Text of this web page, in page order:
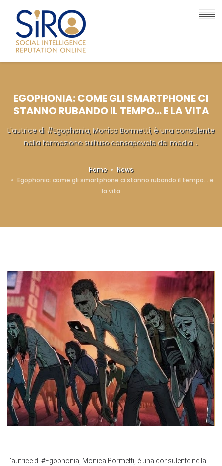
EGOPHONIA: COME GLI SMARTPHONE CI
STANNO RUBANDO IL TEMPO… E LA VITA
L'autrice di #Egophonia, Monica Bormetti, è una consulente
nella formazione sull’uso consapevole dei media ...
Home
News
Egophonia: come gli smartphone ci stanno rubando il tempo… e
la vita
L'autrice di #Egophonia, Monica Bormetti, è una consulente nella